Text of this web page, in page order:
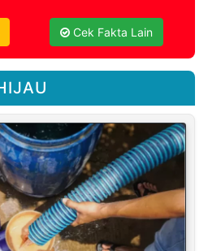
Cek Fakta Lain